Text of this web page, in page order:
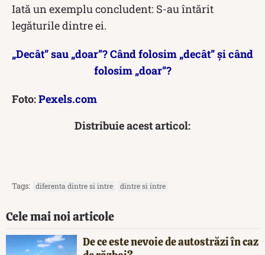
Iată un exemplu concludent: S-au întărit
legăturile dintre ei.
„Decât” sau „doar”? Când folosim „decât” și când
folosim „doar”?
Foto:Pexels.com
Distribuie acest articol:
Tags: diferenta dintre si intre dintre si intre
Cele mai noi articole
De ce este nevoie de autostrăzi în caz